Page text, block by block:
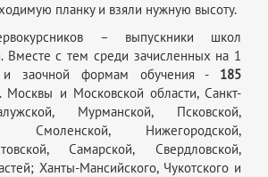
планку и взяли нужную высоту.
– выпускники школ
Вместе с тем среди зачисленных на 1
заочной формам обучения - 185
Москвы и Московской области, Санкт-
Мурманской, Псковской,
Смоленской, Нижегородской,
Самарской, Свердловской,
Ханты-Мансийского, Чукотского и